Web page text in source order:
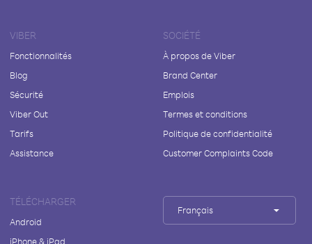
VIBER
Fonctionnalités
Blog
Sécurité
Viber Out
Tarifs
Assistance
SOCIÉTÉ
À propos de Viber
Brand Center
Emplois
Termes et conditions
Politique de confidentialité
Customer Complaints Code
TÉLÉCHARGER
Android
iPhone & iPad
Français